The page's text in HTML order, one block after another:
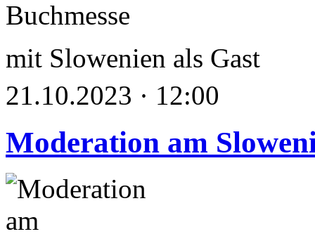
mit Slowenien als Gast
21.10.2023 · 12:00
Moderation am